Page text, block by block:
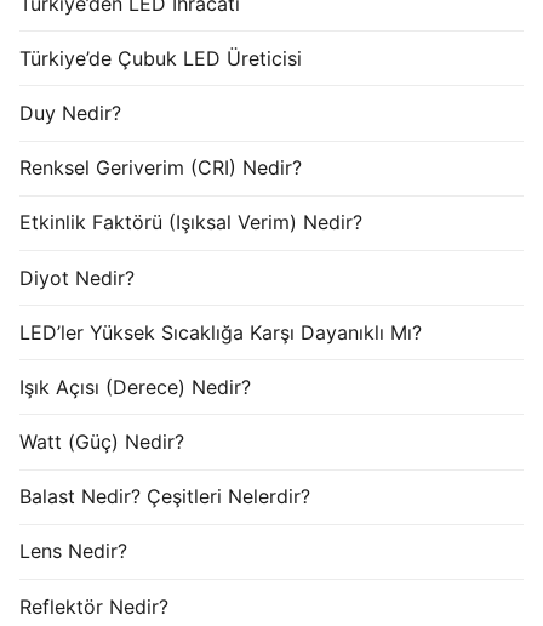
Türkiye’de Çubuk LED Üreticisi
Duy Nedir?
Renksel Geriverim (CRI) Nedir?
Etkinlik Faktörü (Işıksal Verim) Nedir?
Diyot Nedir?
LED’ler Yüksek Sıcaklığa Karşı Dayanıklı Mı?
Işık Açısı (Derece) Nedir?
Watt (Güç) Nedir?
Balast Nedir? Çeşitleri Nelerdir?
Lens Nedir?
Reflektör Nedir?